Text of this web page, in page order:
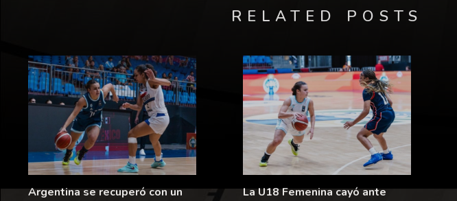
RELATED POSTS
Argentina se recuperó con un
La U18 Femenina cayó ante